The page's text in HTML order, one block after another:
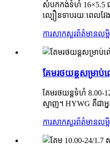
សំបកកង់ទំហំ 16×5.5 ជ
ល្បឿនទាបរយៈពេលវែ
ការសាកសួរព័ត៌មានលម្
គែម​រថយន្ត​សម្រា
គែម​រថយន្ត​ទំហំ 8.00-
ស្មាញ។ HYWG គឺជា​
ការសាកសួរព័ត៌មានលម្